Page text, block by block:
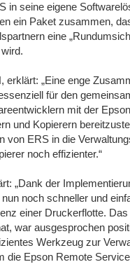
in seine eigene
ein Paket zusammen,
eine
„Eine enge
für den
mit der
und Kopierern
von ERS in die
noch effizienter.“
„Dank der
noch schneller und
einer Druckerflotte.
war ausgesprochen
Werkzeug zur
die Epson Remote